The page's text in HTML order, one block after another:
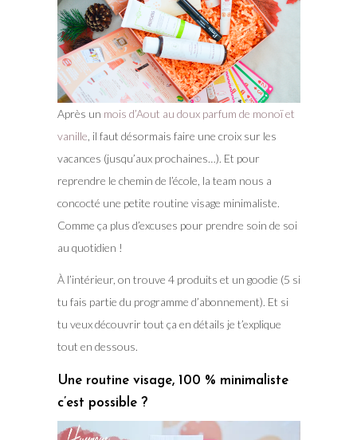
Après un mois d’Aout au doux parfum de monoï et
vanille , il faut désormais faire une croix sur les
vacances (jusqu’aux prochaines…). Et pour
reprendre le chemin de l’école, la team nous a
concocté une petite routine visage minimaliste.
Comme ça plus d’excuses pour prendre soin de soi
au quotidien !
À l’intérieur, on trouve 4 produits et un goodie (5 si
tu fais partie du programme d’abonnement). Et si
tu veux découvrir tout ça en détails je t’explique
tout en dessous.
Une routine visage, 100 % minimaliste
c’est possible ?